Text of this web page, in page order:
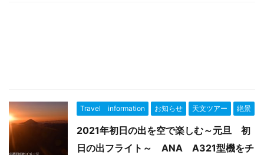
Travel information お知らせ 天文ツアー 絶景
2021年初日の出を空で楽しむ～元旦 初
日の出フライト～ ANA A321型機をチ